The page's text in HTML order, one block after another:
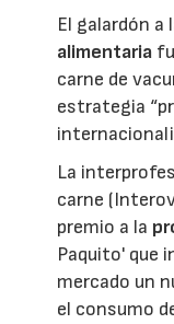
El galardón a
alimentaria
carne de
estrategia
La
carne
premio a la
Paquito' que
mercado un
el consumo